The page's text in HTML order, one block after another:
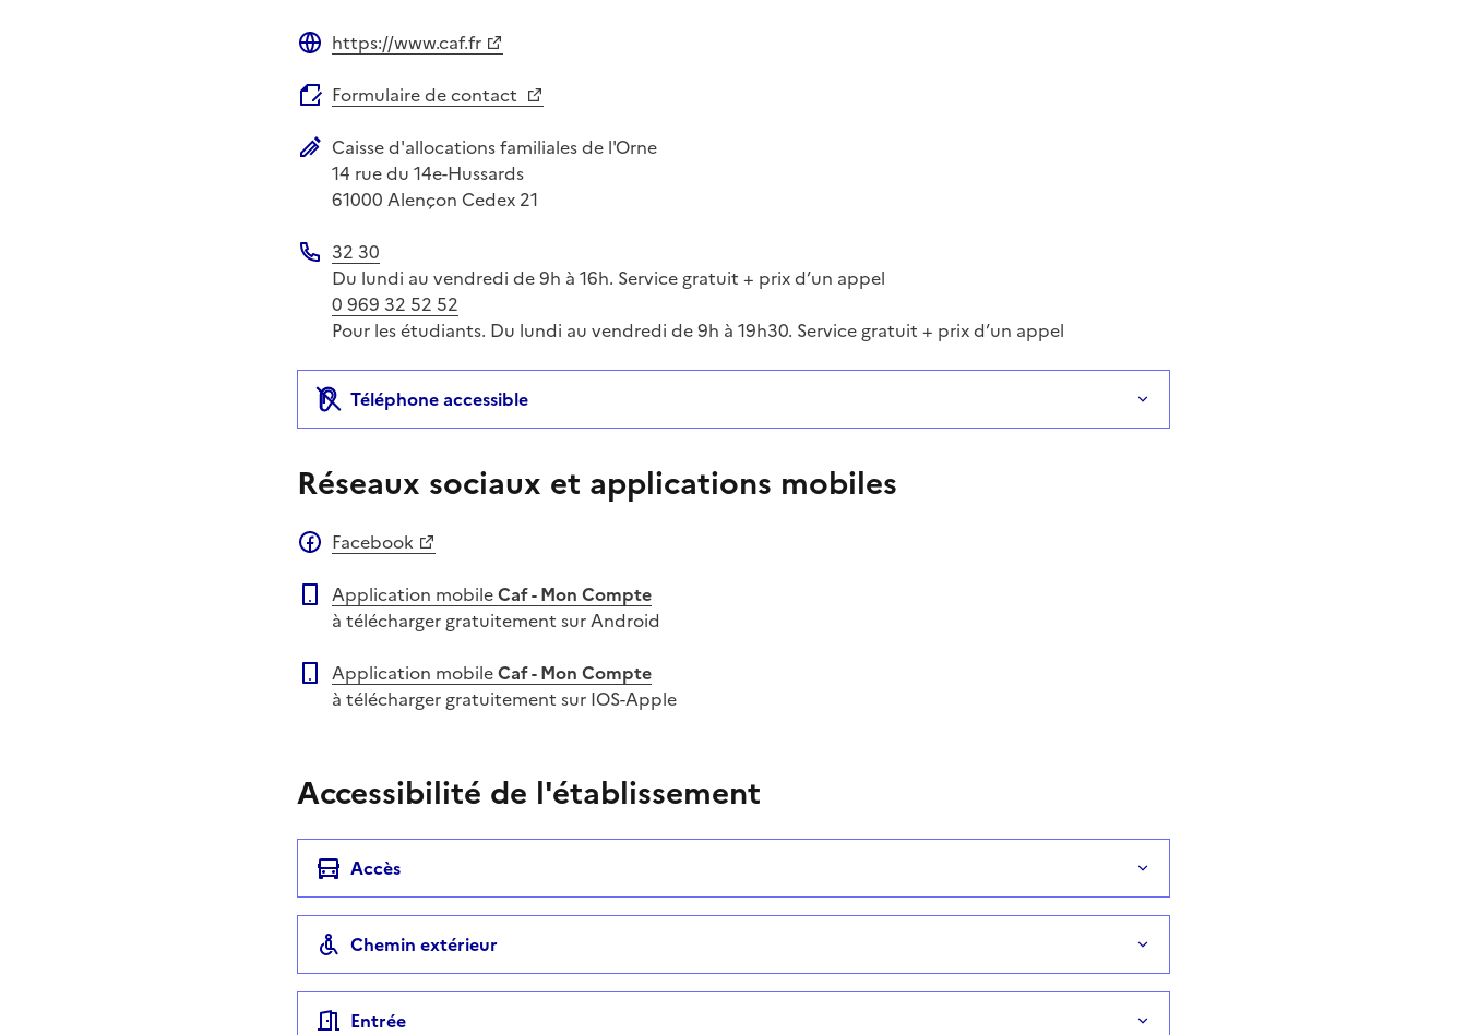
https://www.caf.fr
Formulaire de contact
Adresse postale
Caisse d'allocations familiales de l'Orne
14 rue du 14e-Hussards
61000 Alençon Cedex 21
Téléphone
32 30
Du lundi au vendredi de 9h à 16h. Service gratuit + prix d’un appel
0 969 32 52 52
Pour les étudiants. Du lundi au vendredi de 9h à 19h30. Service gratuit + prix d’un appel
Téléphone accessible
Réseaux sociaux et applications mobiles
Facebook
Application mobileCaf - Mon Compte
à télécharger gratuitement sur Android
Application mobileCaf - Mon Compte
à télécharger gratuitement sur IOS-Apple
Accessibilité de l'établissement
Accès
Chemin extérieur
Entrée